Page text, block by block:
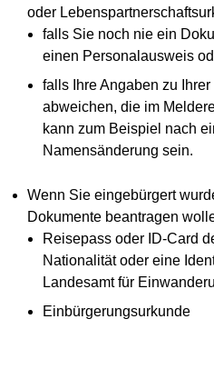
oder
falls Sie noch nie ein
einen Personalausweis
falls Ihre Angaben zu
abweichen, die im
kann zum Beispiel nach
Namensänderung sein.
Wenn Sie eingebürgert
Dokumente beantragen
Reisepass oder ID-Card
Nationalität oder eine
Landesamt für
Einbürgerungsurkunde